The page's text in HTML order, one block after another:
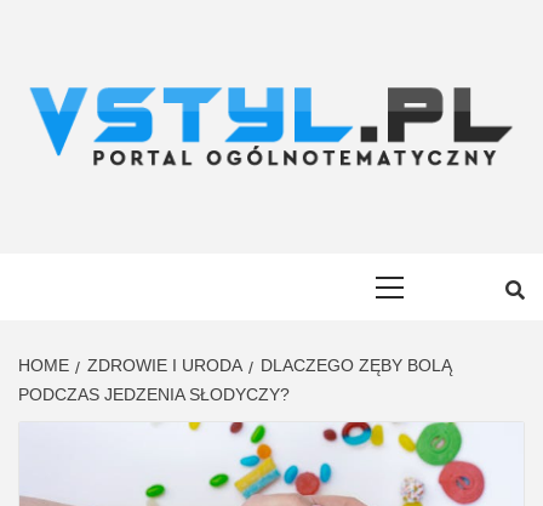
HOME ZDROWIE I URODA
DLACZEGO ZĘBY BOLĄ
PODCZAS JEDZENIA SŁODYCZY?